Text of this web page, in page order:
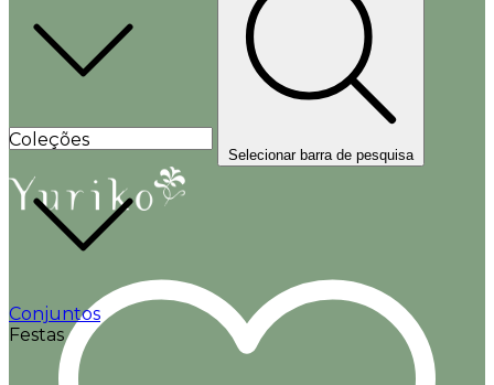
Coleções
Conjuntos
Festas
Selecionar barra de pesquisa